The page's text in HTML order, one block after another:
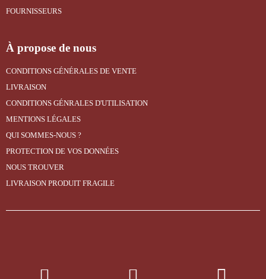
FOURNISSEURS
À propose de nous
CONDITIONS GÉNÉRALES DE VENTE
LIVRAISON
CONDITIONS GÉNRALES D'UTILISATION
MENTIONS LÉGALES
QUI SOMMES-NOUS ?
PROTECTION DE VOS DONNÉES
NOUS TROUVER
LIVRAISON PRODUIT FRAGILE